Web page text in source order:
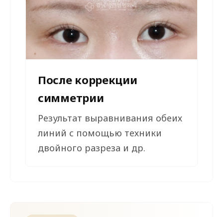
После коррекции
симметрии
Результат выравнивания обеих
линий с помощью техники
двойного разреза и др.